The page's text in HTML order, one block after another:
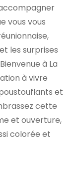
vous vous
les surprises
à La
à vivre
et
cette
et ouverture,
colorée et